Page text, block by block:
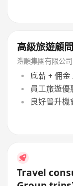
高級旅遊顧問
澧順集團有限公司
底薪 + 佣
員工旅遊優
良好晉升機
Travel